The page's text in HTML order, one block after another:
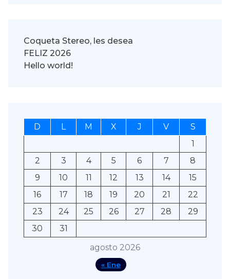
Coqueta Stereo, les desea
FELIZ 2026
Hello world!
agosto 2026
D L M X J V
S
1
2
3 4 5 6 7
8
9
10 11 12 13 14
15
16
17 18 19 20 21
22
23
24 25 26 27 28
29
30
31
« Ene